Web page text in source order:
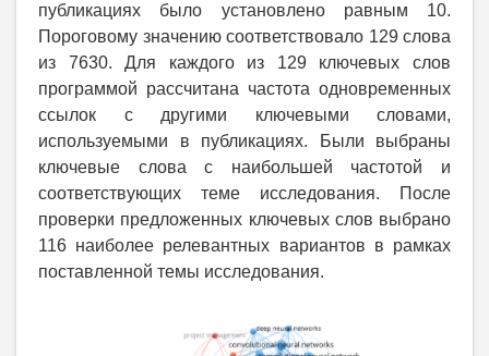
публикациях было установлено равным 10.
Пороговому значению соответствовало 129 слова
из 7630. Для каждого из 129 ключевых слов
программой рассчитана частота одновременных
ссылок с другими ключевыми словами,
используемыми в публикациях. Были выбраны
ключевые слова с наибольшей частотой и
соответствующих теме исследования. После
проверки предложенных ключевых слов выбрано
116 наиболее релевантных вариантов в рамках
поставленной темы исследования.